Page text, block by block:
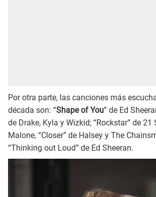
Por otra parte, las canciones más
década son: “Shape of You” de Ed
de Drake, Kyla y Wizkid; “Rockstar” de 21
Malone, “Closer” de Halsey y The
“Thinking out Loud” de Ed Sheeran.